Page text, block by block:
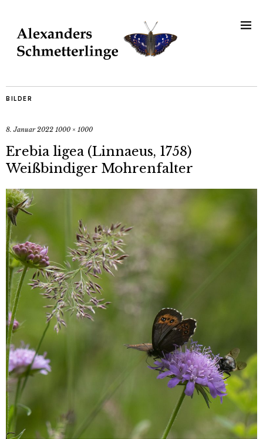
BILDER
8. Januar 2022 1000 × 1000
Erebia ligea (Linnaeus, 1758)
Weißbindiger Mohrenfalter